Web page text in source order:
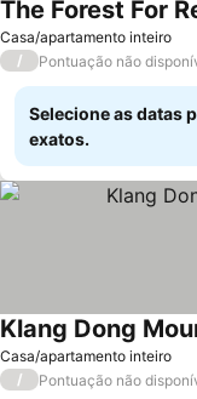
Casa/apartamento inteiro
The Forest For
/ Pontuação não
Selecione as datas
exatos.
Casa/apartamento inteiro
Klang Dong
/ Pontuação não